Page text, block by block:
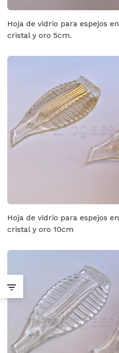
Hoja de vidrio para espejos en
cristal y oro 5cm.
Hoja de vidrio para espejos en
cristal y oro 10cm